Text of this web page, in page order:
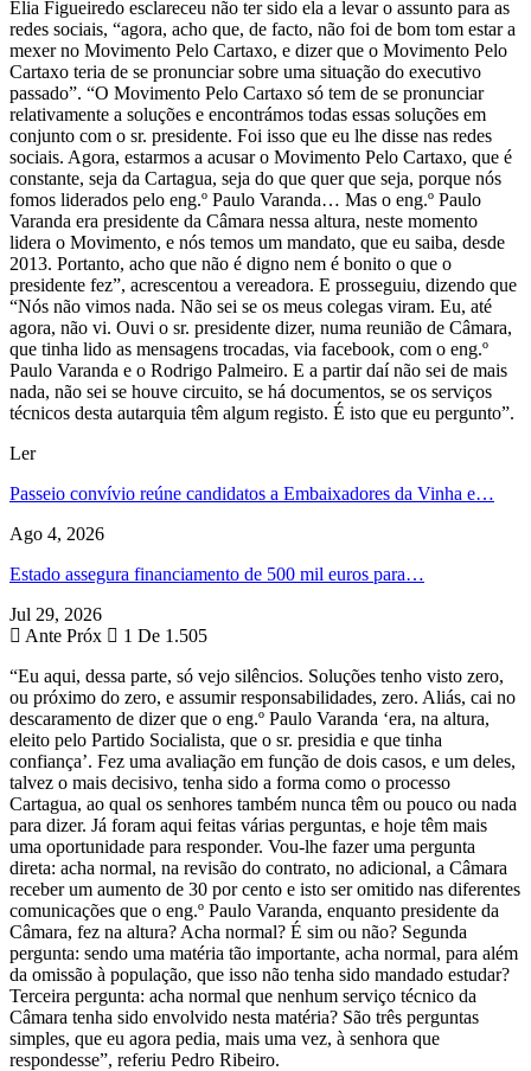
Élia Figueiredo esclareceu não ter sido ela a levar o assunto para as
redes sociais, “agora, acho que, de facto, não foi de bom tom estar a
mexer no Movimento Pelo Cartaxo, e dizer que o Movimento Pelo
Cartaxo teria de se pronunciar sobre uma situação do executivo
passado”. “O Movimento Pelo Cartaxo só tem de se pronunciar
relativamente a soluções e encontrámos todas essas soluções em
conjunto com o sr. presidente. Foi isso que eu lhe disse nas redes
sociais. Agora, estarmos a acusar o Movimento Pelo Cartaxo, que é
constante, seja da Cartagua, seja do que quer que seja, porque nós
fomos liderados pelo eng.º Paulo Varanda… Mas o eng.º Paulo
Varanda era presidente da Câmara nessa altura, neste momento
lidera o Movimento, e nós temos um mandato, que eu saiba, desde
2013. Portanto, acho que não é digno nem é bonito o que o
presidente fez”, acrescentou a vereadora. E prosseguiu, dizendo que
“Nós não vimos nada. Não sei se os meus colegas viram. Eu, até
agora, não vi. Ouvi o sr. presidente dizer, numa reunião de Câmara,
que tinha lido as mensagens trocadas, via facebook, com o eng.º
Paulo Varanda e o Rodrigo Palmeiro. E a partir daí não sei de mais
nada, não sei se houve circuito, se há documentos, se os serviços
técnicos desta autarquia têm algum registo. É isto que eu pergunto”.
Ler
Passeio convívio reúne candidatos a Embaixadores da Vinha e…
Ago 4, 2026
Estado assegura financiamento de 500 mil euros para…
Jul 29, 2026
Ante Próx
1 De 1.505
“Eu aqui, dessa parte, só vejo silêncios. Soluções tenho visto zero,
ou próximo do zero, e assumir responsabilidades, zero. Aliás, cai no
descaramento de dizer que o eng.º Paulo Varanda ‘era, na altura,
eleito pelo Partido Socialista, que o sr. presidia e que tinha
confiança’. Fez uma avaliação em função de dois casos, e um deles,
talvez o mais decisivo, tenha sido a forma como o processo
Cartagua, ao qual os senhores também nunca têm ou pouco ou nada
para dizer. Já foram aqui feitas várias perguntas, e hoje têm mais
uma oportunidade para responder. Vou-lhe fazer uma pergunta
direta: acha normal, na revisão do contrato, no adicional, a Câmara
receber um aumento de 30 por cento e isto ser omitido nas diferentes
comunicações que o eng.º Paulo Varanda, enquanto presidente da
Câmara, fez na altura? Acha normal? É sim ou não? Segunda
pergunta: sendo uma matéria tão importante, acha normal, para além
da omissão à população, que isso não tenha sido mandado estudar?
Terceira pergunta: acha normal que nenhum serviço técnico da
Câmara tenha sido envolvido nesta matéria? São três perguntas
simples, que eu agora pedia, mais uma vez, à senhora que
respondesse”, referiu Pedro Ribeiro.